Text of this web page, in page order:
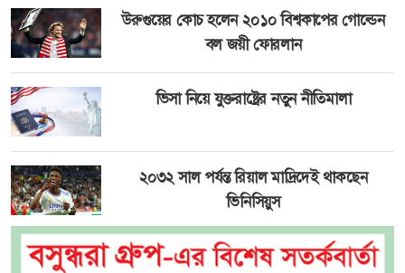
উরুগুয়ের কোচ হলেন ২০১০ বিশ্বকাপের গোল্ডেন
বল জয়ী ফোরলান
ভিসা নিয়ে যুক্তরাষ্ট্রের নতুন নীতিমালা
২০৩২ সাল পর্যন্ত রিয়াল মাদ্রিদেই থাকছেন
ভিনিসিয়ুস